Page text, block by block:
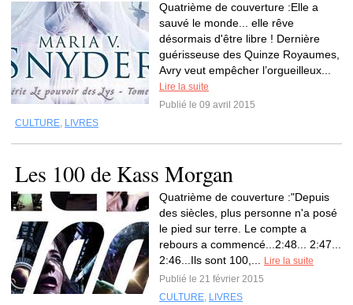
Quatrième de couverture :Elle a
sauvé le monde... elle rêve
désormais d'être libre ! Dernière
guérisseuse des Quinze Royaumes,
Avry veut empêcher l’orgueilleux...
Lire la suite
Publié le 09 avril 2015
CULTURE, LIVRES
Les 100 de Kass Morgan
Quatrième de couverture :"Depuis
des siècles, plus personne n'a posé
le pied sur terre. Le compte a
rebours a commencé...2:48... 2:47...
2:46...Ils sont 100,...
Lire la suite
Publié le 21 février 2015
CULTURE, LIVRES